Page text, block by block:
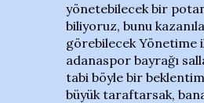
yönetebilecek bir
biliyoruz, bunu
görebilecek Yönetime
adanaspor bayrağı
tabi böyle bir
büyük taraftarsak,